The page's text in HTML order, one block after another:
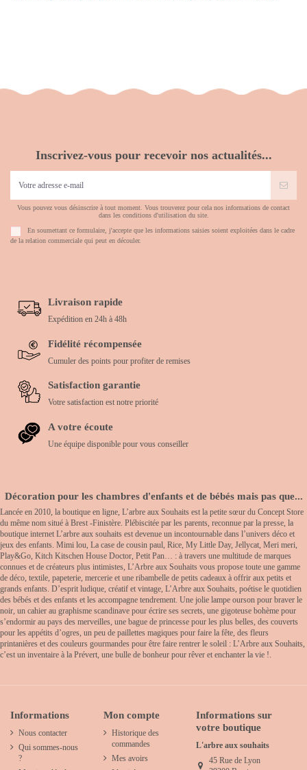
Inscrivez-vous pour recevoir nos actualités...
Vous pouvez vous désinscrire à tout moment. Vous trouverez pour cela nos informations de contact
dans les conditions d'utilisation du site.
En soumettant ce formulaire, j'accepte que les informations saisies soient exploitées dans le cadre
de la relation commerciale qui peut en découler.
Livraison rapide
Expédition en 24h à 48h
Fidélité récompensée
Cumuler des points pour profiter de remises
Satisfaction garantie
Votre satisfaction est notre priorité
A votre écoute
Une équipe disponible pour vous conseiller
Décoration pour les chambres d'enfants et de bébés mais pas que...
Lancée en 2010, la boutique en ligne, L’arbre aux Souhaits est la petite sœur du Concept Store
du même nom situé à Brest -Finistère. Plébiscitée par les parents, reconnue par la presse, la
boutique internet L’arbre aux souhaits est devenue un incontournable dans l’univers déco et
jeux des enfants. Mimi lou, La case de cousin paul, Rice, My Little Day, Jellycat, Meri meri,
Play&Go, Kitch Kitschen House Doctor, Petit Pan… : à travers une multitude de marques
connues et de créateurs plus intimistes, L’Arbre aux Souhaits vous propose toute une gamme
de déco, textile, papeterie, mercerie et une ribambelle de petits cadeaux à offrir aux petits et
grands enfants. D’esprit ludique, créatif et vintage, L’Arbre aux Souhaits, poétise le quotidien
des bébés et des enfants et les accompagne tendrement. Une jolie lampe ourson pour braver le
noir, un cahier au graphisme scandinave pour écrire ses secrets, une gigoteuse bohème pour
s’endormir au pays des merveilles, une bague de princesse pour les plus belles, des couverts
pour les appétits d’ogres, un peu de paillettes magiques pour faire la fête, des fleurs
printanières et des couleurs gourmandes pour être faire rentrer le soleil : L’Arbre aux Souhaits,
c’est un inventaire à la Prévert, une bulle de bonheur pour rêver et enchanter la vie !.
Informations
Nous contacter
Qui sommes-nous
?
Mon compte
Historique des
commandes
Mes avoirs
Informations sur
votre boutique
L'arbre aux souhaits
45 Rue de Lyon